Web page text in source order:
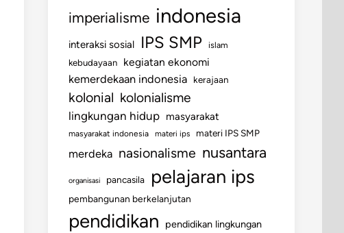
imperialisme indonesia
interaksi sosial IPS SMP
islam
kebudayaan
kegiatan ekonomi
kemerdekaan indonesia kerajaan
kolonial kolonialisme
lingkungan hidup masyarakat
masyarakat indonesia materi ips materi IPS SMP
merdeka nasionalisme nusantara
organisasi pancasila pelajaran ips
pembangunan berkelanjutan
pendidikan pendidikan lingkungan